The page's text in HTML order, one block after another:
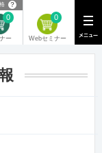
？
ー
0
Webセミナー
0